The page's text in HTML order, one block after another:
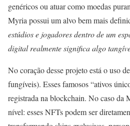
genéricos ou atuar como moedas
Myria possui um alvo bem mais
estúdios e jogadores dentro de um
digital realmente significa algo
No coração desse projeto está o uso
fungíveis). Esses famosos “ativos
registrada na blockchain. No caso da
nível: esses NFTs podem ser